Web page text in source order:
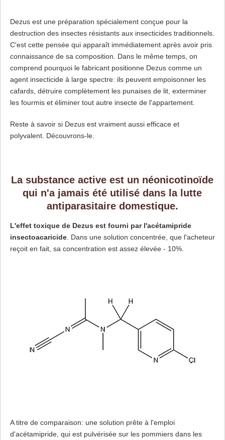
Dezus est une préparation spécialement conçue pour la
destruction des insectes résistants aux insecticides traditionnels.
C'est cette pensée qui apparaît immédiatement après avoir pris
connaissance de sa composition. Dans le même temps, on
comprend pourquoi le fabricant positionne Dezus comme un
agent insecticide à large spectre: ils peuvent empoisonner les
cafards, détruire complètement les punaises de lit, exterminer
les fourmis et éliminer tout autre insecte de l'appartement.
Reste à savoir si Dezus est vraiment aussi efficace et
polyvalent. Découvrons-le.
La substance active est un néonicotinoïde
qui n'a jamais été utilisé dans la lutte
antiparasitaire domestique.
L'effet toxique de Dezus est fourni par l'acétamipride
insectoacaricide. Dans une solution concentrée, que l'acheteur
reçoit en fait, sa concentration est assez élevée - 10%.
A titre de comparaison: une solution prête à l'emploi
d'acétamipride, qui est pulvérisée sur les pommiers dans les